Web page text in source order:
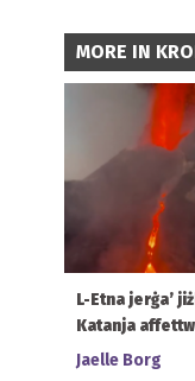
MORE IN
L-Etna jerġa’
Katanja
Jaelle Borg